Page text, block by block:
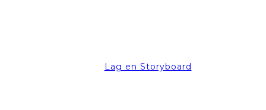
Lag en Storyboard